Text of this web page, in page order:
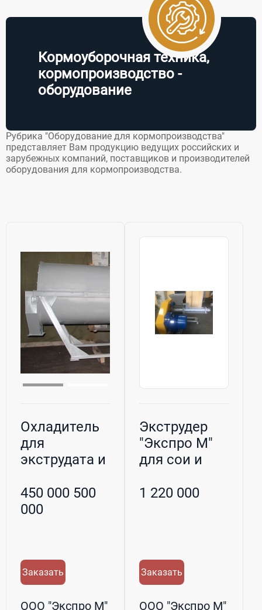
Кормоуборочная техника,
кормопроизводство -
оборудование
Рубрика "Оборудование для кормопроизводства"
представляет Вам продукцию ведущих российских и
зарубежных компаний, поставщиков и производителей
оборудования для кормопроизводства.
Охладитель
для
экструдата и
450 000 500
000
Заказать
ООО "Экспро М"
Экструдер
"Экспро М"
для сои и
1 220 000
Заказать
ООО "Экспро М"